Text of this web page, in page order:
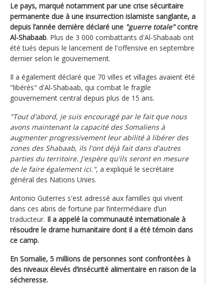
Le pays, marqué notamment par une crise sécuritaire
permanente due à une insurrection islamiste sanglante, a
depuis l’année dernière déclaré une "guerre totale"contre
Al-Shabaab. Plus de 3 000 combattants d'Al-Shabaab ont
été tués depuis le lancement de l'offensive en septembre
dernier selon le gouvernement.
Il a également déclaré que 70 villes et villages avaient été
"libérés" d'Al-Shabaab, qui combat le fragile
gouvernement central depuis plus de 15 ans.
"Tout d'abord, je suis encouragé par le fait que nous
avons maintenant la capacité des Somaliens à
augmenter progressivement leur abilité à libérer des
zones des Shabaab, ils l'ont déjà fait dans d'autres
parties du territoire. J'espère qu'ils seront en mesure
de le faire également ici.", a expliqué le secrétaire
général des Nations Unies.
Antonio Guterres s'est adressé aux familles qui vivent
dans ces abris de fortune par l’intermédiaire d’un
traducteur. Il a appelé la communauté internationale à
résoudre le drame humanitaire dont il a été témoin dans
ce camp.
En Somalie, 5 millions de personnes sont confrontées à
des niveaux élevés d’insécurité alimentaire en raison de la
sécheresse.